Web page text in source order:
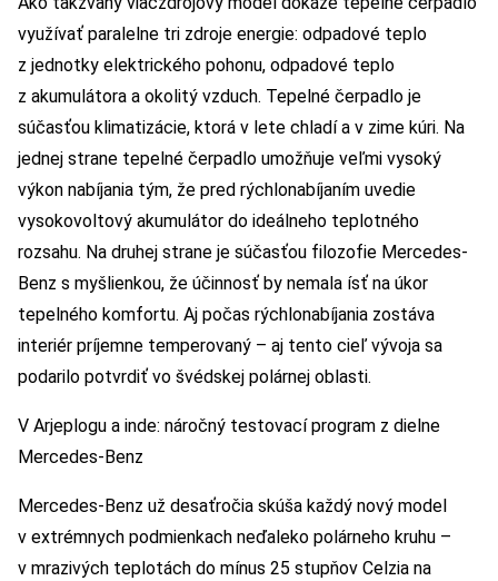
využívať paralelne tri zdroje energie: odpadové teplo
z jednotky elektrického pohonu, odpadové teplo
z akumulátora a okolitý vzduch. Tepelné čerpadlo je
súčasťou klimatizácie, ktorá v lete chladí a v zime kúri. Na
jednej strane tepelné čerpadlo umožňuje veľmi vysoký
výkon nabíjania tým, že pred rýchlonabíjaním uvedie
vysokovoltový akumulátor do ideálneho teplotného
rozsahu. Na druhej strane je súčasťou filozofie Mercedes-
Benz s myšlienkou, že účinnosť by nemala ísť na úkor
tepelného komfortu. Aj počas rýchlonabíjania zostáva
interiér príjemne temperovaný – aj tento cieľ vývoja sa
podarilo potvrdiť vo švédskej polárnej oblasti.
V Arjeplogu a inde: náročný testovací program z dielne
Mercedes-Benz
Mercedes-Benz už desaťročia skúša každý nový model
v extrémnych podmienkach neďaleko polárneho kruhu –
v mrazivých teplotách do mínus 25 stupňov Celzia na